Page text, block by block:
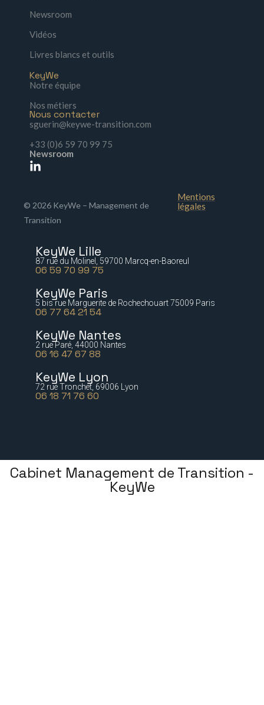
Newsroom
Vidéos
Livres blancs et outils
KeyWe
Notre équipe
Nos métiers
Nous contacter
sguerin@keywe-transition.com
+33 (0)6 59 70 99 75
Newsroom
© 2026 KeyWe – Management de
Transition
Mentions
légales
KeyWe Lille
87 rue du Molinel, 59700 Marcq-en-Baoreul
06 59 70 99 75
KeyWe Paris
5 bis rue Marguerite de Rochechouart 75009 Paris
06 77 64 21 54
KeyWe Nantes
2 rue Paré, 44000 Nantes
06 16 47 67 88
KeyWe Lyon
72 rue Tronchet, 69006 Lyon
06 18 71 76 60
Cabinet Management de Transition -
KeyWe